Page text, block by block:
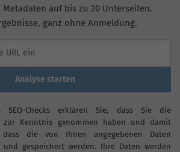
Metadaten auf bis zu 20 Unterseiten.
ganz ohne Anmeldung.
Analyse starten
SEO-Checks erklären Sie, dass Sie die
zur Kenntnis genommen haben und damit
dass die von Ihnen angegebenen Daten
gespeichert werden. Ihre Daten werden